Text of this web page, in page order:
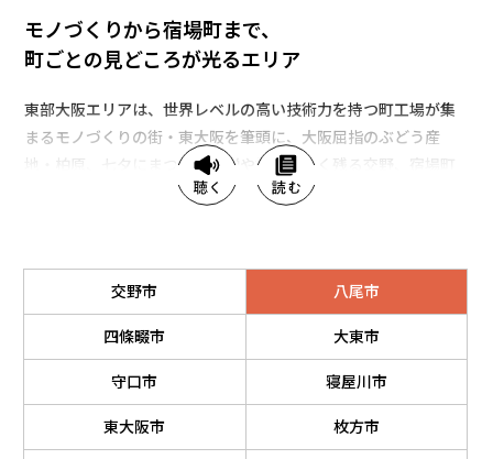
モノづくりから宿場町まで、
町ごとの見どころが光るエリア
東部大阪エリアは、世界レベルの高い技術力を持つ町工場が集
まるモノづくりの街・東大阪を筆頭に、大阪屈指のぶどう産
地・柏原、七夕にまつわる伝説や場所が多く残る交野、宿場町
の名残や四季折々の淀川河川敷の風景が楽しめる枚方と、街に
交野市 八尾市
四條畷市 大東市
守口市 寝屋川市
東大阪市 枚方市